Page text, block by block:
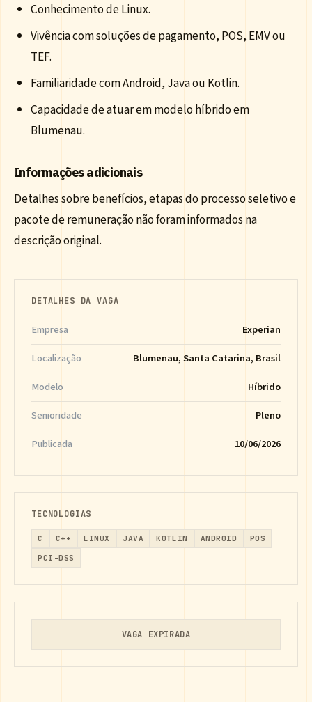
Conhecimento de Linux.
Vivência com soluções de pagamento, POS, EMV ou
TEF.
Familiaridade com Android, Java ou Kotlin.
Capacidade de atuar em modelo híbrido em
Blumenau.
Informações adicionais
Detalhes sobre benefícios, etapas do processo seletivo e
pacote de remuneração não foram informados na
descrição original.
DETALHES DA VAGA
Empresa
Experian
Localização
Blumenau, Santa Catarina, Brasil
Modelo
Híbrido
Senioridade
Pleno
Publicada
10/06/2026
TECNOLOGIAS
C C++ LINUX JAVA KOTLIN ANDROID
POS
PCI-DSS
VAGA EXPIRADA